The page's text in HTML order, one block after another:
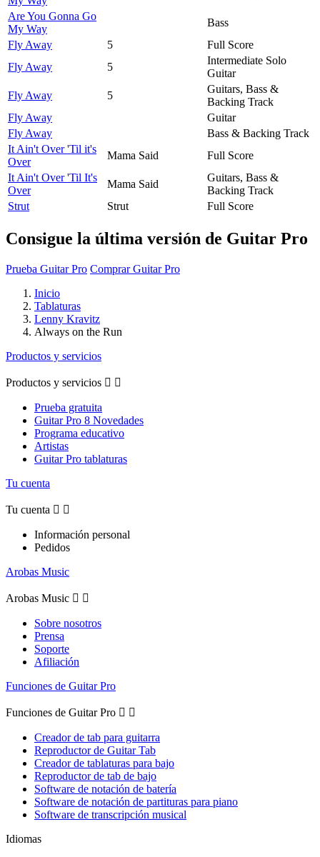
Are You Gonna Go
My Way
Bass
Fly Away
5
Full Score
Fly Away
5
Intermediate Solo
Guitar
Fly Away
5
Guitars, Bass &
Backing Track
Fly Away
Guitar
Fly Away
Bass & Backing Track
It Ain't Over 'Til it's
Over
Mama Said
Full Score
It Ain't Over 'Til It's
Over
Mama Said
Guitars, Bass &
Backing Track
Strut
Strut Full Score
Consigue la última versión de Guitar Pro
Prueba Guitar Pro Comprar Guitar Pro
Inicio
Tablaturas
Lenny Kravitz
Always on the Run
Productos y servicios
Productos y servicios  
Prueba gratuita
Guitar Pro 8 Novedades
Programa educativo
Artistas
Guitar Pro tablaturas
Tu cuenta
Tu cuenta  
Información personal
Pedidos
Arobas Music
Arobas Music  
Sobre nosotros
Prensa
Soporte
Afiliación
Funciones de Guitar Pro
Funciones de Guitar Pro  
Creador de tab para guitarra
Reproductor de Guitar Tab
Creador de tablaturas para bajo
Reproductor de tab de bajo
Software de notación de batería
Software de notación de partituras para piano
Software de transcripción musical
Idiomas